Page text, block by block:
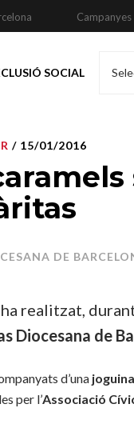
Campanyes
SOCIAL
/ 15/01/2016
DE
realitzat,
Diocesana de
d’una
per l’Associació